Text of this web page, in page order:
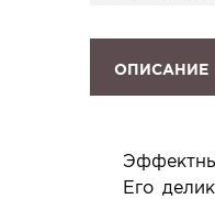
ОПИСАНИЕ
Его